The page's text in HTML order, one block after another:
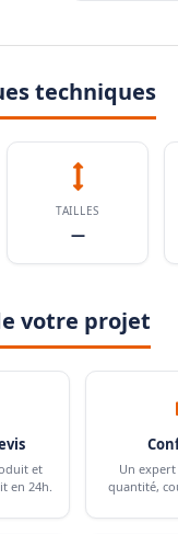
techniques
TAILLES
—
votre projet
et
en 24h.
Un
quantité,